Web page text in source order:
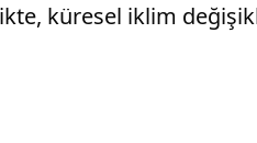
küresel iklim